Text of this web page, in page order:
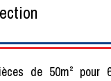
de 50m² pour